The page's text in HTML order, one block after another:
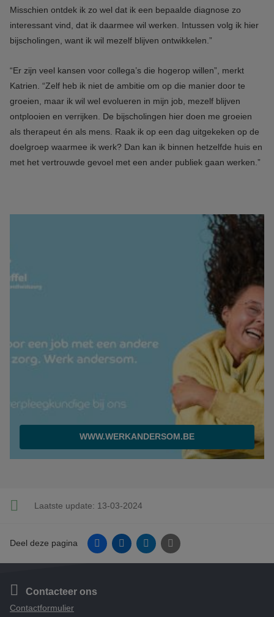
Misschien ontdek ik zo wel dat ik een bepaalde diagnose zo
interessant vind, dat ik daarmee wil werken. Intussen volg ik hier
bijscholingen, want ik wil mezelf blijven ontwikkelen.”
“Er zijn veel kansen voor collega’s die hogerop willen”, merkt
Katrien. “Zelf heb ik niet de ambitie om op die manier door te
groeien, maar ik wil wel evolueren in mijn job, mezelf blijven
ontplooien en verrijken. De bijscholingen hier doen me groeien
als therapeut én als mens. Raak ik op een dag uitgekeken op de
doelgroep waarmee ik werk? Dan kan ik binnen hetzelfde huis en
met het vertrouwde gevoel met een ander publiek gaan werken.”
WWW.WERKANDERSOM.BE
Laatste update: 13-03-2024
Deel deze pagina FacebookLinkedinTwitter E-mail
Contacteer ons
Contactformulier